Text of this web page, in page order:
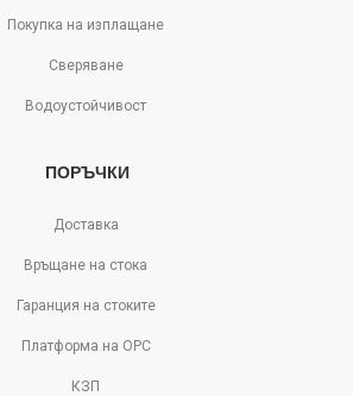
Покупка на изплащане
Сверяване
Водоустойчивост
ПОРЪЧКИ
Доставка
Връщане на стока
Гаранция на стоките
Платформа на ОРС
КЗП